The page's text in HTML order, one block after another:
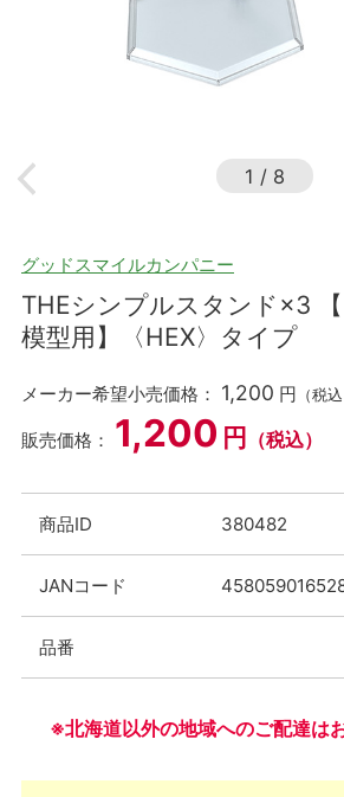
1 / 8
グッドスマイルカンパニー
THEシンプルスタンド×3
模型用】〈HEX〉タイプ
メーカー希望小売価格： 1,200 円 （税込
販売価格： 1,200 円 （税込）
商品ID 380482
JANコード
品番
※北海道以外の地域へのご配達は